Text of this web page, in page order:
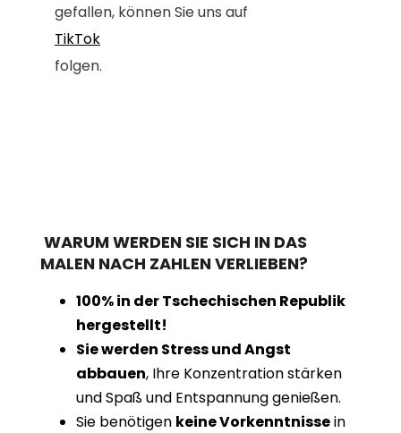
gefallen, können Sie uns auf
TikTok
folgen.
WARUM WERDEN SIE SICH IN DAS
MALEN NACH ZAHLEN VERLIEBEN?
100% in der Tschechischen Republik
hergestellt!
Sie werden Stress und Angst
abbauen, Ihre Konzentration stärken
und Spaß und Entspannung genießen.
Sie benötigen keine Vorkenntnissein